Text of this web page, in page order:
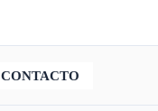
CONTACTO